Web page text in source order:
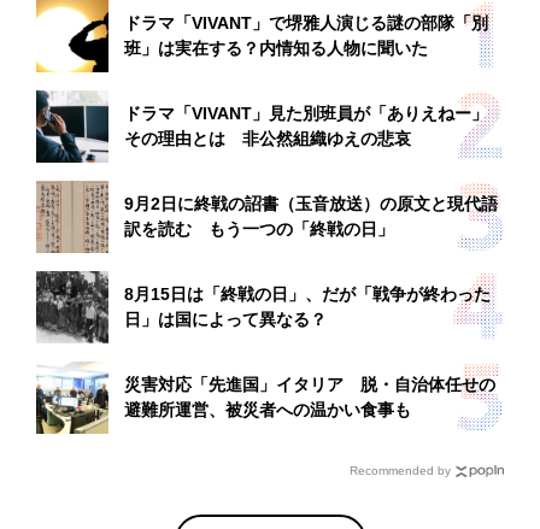
ドラマ「VIVANT」で堺雅人演じる謎の部隊「別
班」は実在する？内情知る人物に聞いた
ドラマ「VIVANT」見た別班員が「ありえねー」
その理由とは 非公然組織ゆえの悲哀
9月2日に終戦の詔書（玉音放送）の原文と現代語
訳を読む もう一つの「終戦の日」
8月15日は「終戦の日」、だが「戦争が終わった
日」は国によって異なる？
災害対応「先進国」イタリア 脱・自治体任せの
避難所運営、被災者への温かい食事も
Recommended by